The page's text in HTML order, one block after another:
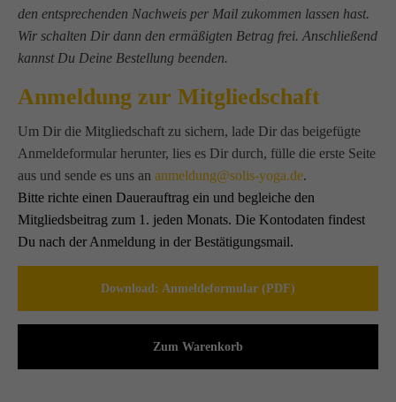
den entsprechenden Nachweis per Mail zukommen lassen hast.
Wir schalten Dir dann den ermäßigten Betrag frei. Anschließend
kannst Du Deine Bestellung beenden.
Anmeldung zur Mitgliedschaft
Um Dir die Mitgliedschaft zu sichern, lade Dir das beigefügte
Anmeldeformular herunter, lies es Dir durch, fülle die erste Seite
aus und sende es uns an anmeldung@solis-yoga.de.
Bitte richte einen Dauerauftrag ein und begleiche den
Mitgliedsbeitrag zum 1. jeden Monats. Die Kontodaten findest
Du nach der Anmeldung in der Bestätigungsmail.
Download: Anmeldeformular (PDF)
Zum Warenkorb